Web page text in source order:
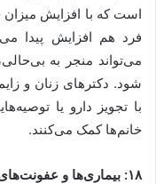
است که با افزایش میزان
فرد هم افزایش پیدا
می‌تواند منجر به
شود. دکترهای زنان و
با تجویز دارو یا
خانم‌ها کمک می‌کنند.
۱۸: بیماری‌ها و عفونت‌های جنسی